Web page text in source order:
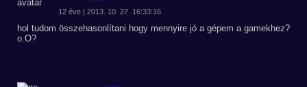
12 éve | 2013. 10. 27. 16:33:16
hol tudom összehasonlítani hogy mennyire jó a gépem a gamekhez?
o.O?